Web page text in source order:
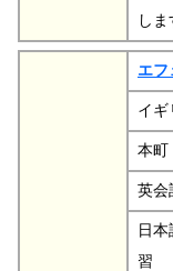
しま
エフ
イギ
本町
英会
日
習